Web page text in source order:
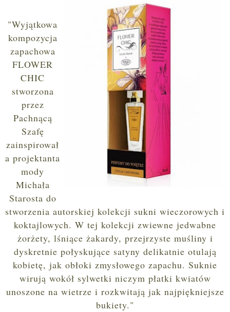
"Wyjątkowa
kompozycja
zapachowa
FLOWER
CHIC
stworzona
przez
Pachnącą
Szafę
zainspirował
a projektanta
mody
Michała
Starosta do
stworzenia autorskiej kolekcji sukni wieczorowych i
koktajlowych. W tej kolekcji zwiewne jedwabne
żorżety, lśniące żakardy, przejrzyste muśliny i
dyskretnie połyskujące satyny delikatnie otulają
kobietę, jak obłoki zmysłowego zapachu. Suknie
wirują wokół sylwetki niczym płatki kwiatów
unoszone na wietrze i rozkwitają jak najpiękniejsze
bukiety."